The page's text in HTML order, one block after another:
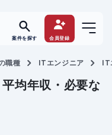
案件を探す 会員登録
職種 ITエンジニア
均年収・必要な